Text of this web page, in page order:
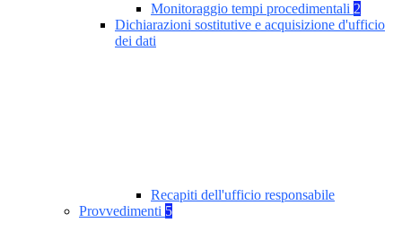
Monitoraggio tempi procedimentali 2
Dichiarazioni sostitutive e acquisizione d'ufficio
dei dati
Recapiti dell'ufficio responsabile
Provvedimenti 5